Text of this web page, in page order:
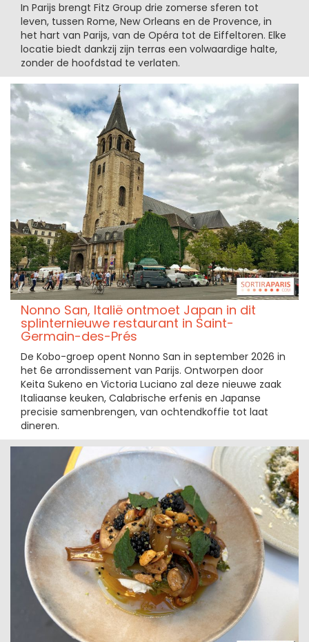
In Parijs brengt Fitz Group drie zomerse sferen tot
leven, tussen Rome, New Orleans en de Provence, in
het hart van Parijs, van de Opéra tot de Eiffeltoren. Elke
locatie biedt dankzij zijn terras een volwaardige halte,
zonder de hoofdstad te verlaten.
Nonno San, Italië ontmoet Japan in dit
splinternieuwe restaurant in Saint-
Germain-des-Prés
De Kobo-groep opent Nonno San in september 2026 in
het 6e arrondissement van Parijs. Ontworpen door
Keita Sukeno en Victoria Luciano zal deze nieuwe zaak
Italiaanse keuken, Calabrische erfenis en Japanse
precisie samenbrengen, van ochtendkoffie tot laat
dineren.